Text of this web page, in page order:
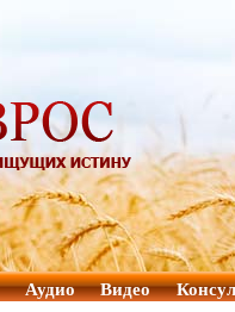
Аудио Видео